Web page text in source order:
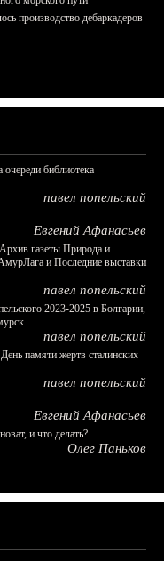
производство дебаркадеров
библиотека
павел попельский
Евгений Афанасьев
газеты Природа и
и Последние выставки
павел попельский
2023-2025 в Болгарии,
павел попельский
памяти жертв сталинских
павел попельский
Евгений Афанасьев
и что делать?
Олег Паньков